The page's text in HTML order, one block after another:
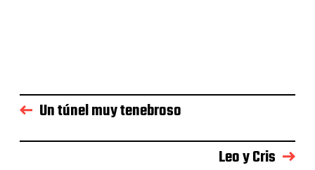
Un túnel muy tenebroso
Leo y Cris